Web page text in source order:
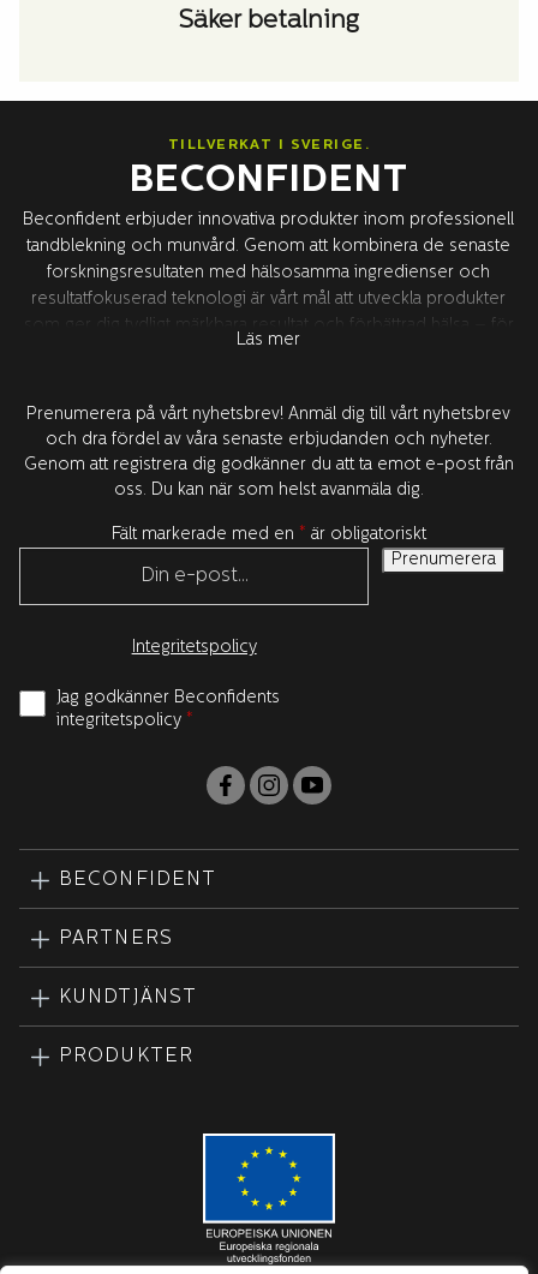
Säker betalning
TILLVERKAT I SVERIGE.
BECONFIDENT
Beconfident erbjuder innovativa produkter inom professionell
tandblekning och munvård. Genom att kombinera de senaste
forskningsresultaten med hälsosamma ingredienser och
resultatfokuserad teknologi är vårt mål att utveckla produkter
som ger dig tydligt märkbara resultat och förbättrad hälsa – för
i världen. Alla produkter är testade och godkända av tandläkare.
Läs mer
Prenumerera på vårt nyhetsbrev! Anmäl dig till vårt nyhetsbrev
och dra fördel av våra senaste erbjudanden och nyheter.
Genom att registrera dig godkänner du att ta emot e-post från
oss. Du kan när som helst avanmäla dig.
Fält markerade med en * är obligatoriskt
Integritetspolicy
Jag godkänner Beconfidents
integritetspolicy *
BECONFIDENT
PARTNERS
KUNDTJÄNST
PRODUKTER